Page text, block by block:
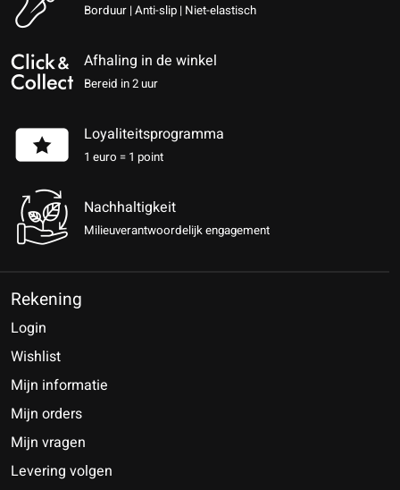
Borduur | Anti-slip | Niet-elastisch
Afhaling in de winkel
Bereid in 2 uur
Loyaliteitsprogramma
1 euro = 1 point
Nachhaltigkeit
Milieuverantwoordelijk engagement
Rekening
Login
Wishlist
Mijn informatie
Mijn orders
Mijn vragen
Levering volgen